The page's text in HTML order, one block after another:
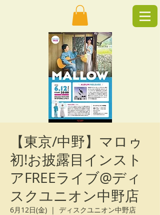
【東京/中野】マロゥ
初!お披露目インスト
アFREEライブ@ディ
スクユニオン中野店
6月12日(金)
  |
ディスクユニオン中野店